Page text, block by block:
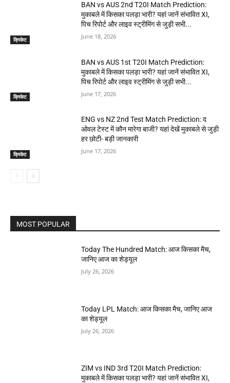
क्रिकेट
BAN vs AUS 2nd T20I Match Prediction:
मुकाबले में किसका पलड़ा भारी? यहां जानें संभावित XI,
पिच रिपोर्ट और लाइव स्ट्रीमिंग से जुड़ी सभी...
June 18, 2026
क्रिकेट
BAN vs AUS 1st T20I Match Prediction:
मुकाबले में किसका पलड़ा भारी? यहां जानें संभावित XI,
पिच रिपोर्ट और लाइव स्ट्रीमिंग से जुड़ी सभी...
June 17, 2026
क्रिकेट
ENG vs NZ 2nd Test Match Prediction: द
ओवल टेस्ट में कौन मारेगा बाजी? यहां देखें मुकाबले से जुड़ी
हर छोटी- बड़ी जानकारी
June 17, 2026
MOST POPULAR
Today The Hundred Match: आज किसका मैच,
जानिए आज का शेड्यूल
July 26, 2026
Today LPL Match: आज किसका मैच, जानिए आज
का शेड्यूल
July 26, 2026
ZIM vs IND 3rd T20I Match Prediction:
मुकाबले में किसका पलड़ा भारी? यहां जानें संभावित XI,